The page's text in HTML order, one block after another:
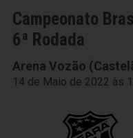
Campeonato
6ª Rodada
Arena Vozão
14 de Maio de 2022 às